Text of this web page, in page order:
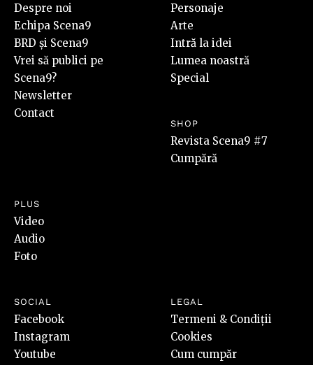
Despre noi
Echipa Scena9
BRD și Scena9
Vrei să publici pe
Scena9?
Newsletter
Contact
Personaje
Arte
Intră la idei
Lumea noastră
Special
SHOP
Revista Scena9 #7
Cumpără
PLUS
Video
Audio
Foto
SOCIAL
Facebook
Instagram
Youtube
LEGAL
Termeni & Condiții
Cookies
Cum cumpăr